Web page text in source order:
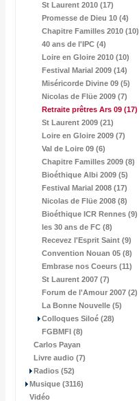
St Laurent 2010 (17)
Promesse de Dieu 10 (4)
Chapitre Familles 2010 (10)
40 ans de l'IPC (4)
Loire en Gloire 2010 (10)
Festival Marial 2009 (14)
Miséricorde Divine 09 (5)
Nicolas de Flüe 2009 (7)
Retraite prêtres Ars 09 (17)
St Laurent 2009 (21)
Loire en Gloire 2009 (7)
Val de Loire 09 (6)
Chapitre Familles 2009 (8)
Bioéthique Albi 2009 (5)
Festival Marial 2008 (17)
Nicolas de Flüe 2008 (8)
Bioéthique ICR Rennes (9)
les 30 ans de FC (8)
Recevez l'Esprit Saint (9)
Convention Nouan 05 (8)
Embrase nos Coeurs (11)
St Laurent 2007 (7)
Forum de l'Amour 2007 (2)
La Bonne Nouvelle (5)
Colloques Siloé (28)
FGBMFI (8)
Carlos Payan
Livre audio (7)
Radios (52)
Musique (3116)
Vidéo